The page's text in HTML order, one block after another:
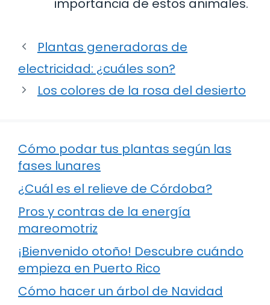
importancia de estos animales.
Plantas generadoras de
electricidad: ¿cuáles son?
Los colores de la rosa del desierto
Cómo podar tus plantas según las
fases lunares
¿Cuál es el relieve de Córdoba?
Pros y contras de la energía
mareomotriz
¡Bienvenido otoño! Descubre cuándo
empieza en Puerto Rico
Cómo hacer un árbol de Navidad